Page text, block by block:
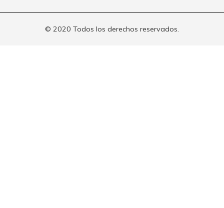
© 2020 Todos los derechos reservados.